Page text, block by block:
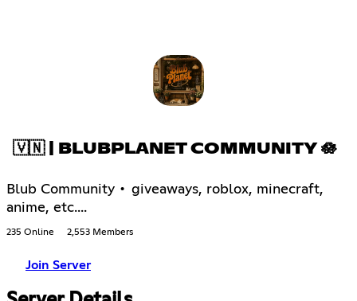
🇻🇳 | BLUBPLANET COMMUNITY 🪷
Blub Community • giveaways, roblox, minecraft,
anime, etc....
235 Online 2,553 Members
Join Server